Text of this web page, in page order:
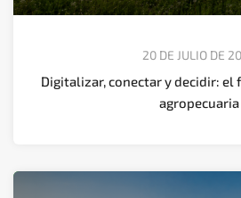
20 DE JULIO DE
Digitalizar, conectar y decidir:
agropecuaria